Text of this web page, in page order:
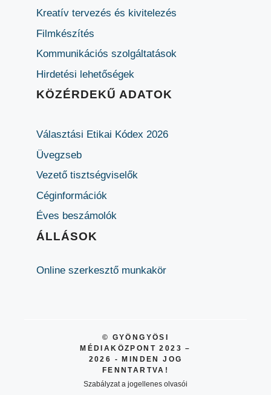
Kreatív tervezés és kivitelezés
Filmkészítés
Kommunikációs szolgáltatások
Hirdetési lehetőségek
KÖZÉRDEKŰ ADATOK
Választási Etikai Kódex 2026
Üvegzseb
Vezető tisztségviselők
Céginformációk
Éves beszámolók
ÁLLÁSOK
Online szerkesztő munkakör
© GYÖNGYÖSI
MÉDIAKÖZPONT 2023 –
2026 - MINDEN JOG
FENNTARTVA!
Szabályzat a jogellenes olvasói